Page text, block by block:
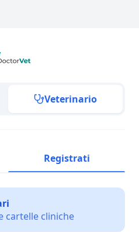
Veterinario
Registrati
cartelle cliniche